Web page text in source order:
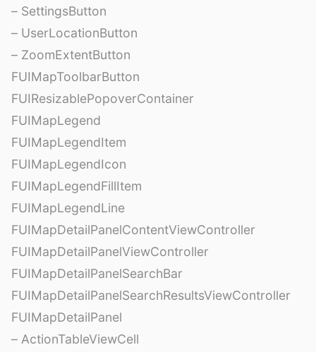
– SettingsButton
– UserLocationButton
– ZoomExtentButton
FUIMapToolbarButton
FUIResizablePopoverContainer
FUIMapLegend
FUIMapLegendItem
FUIMapLegendIcon
FUIMapLegendFillItem
FUIMapLegendLine
FUIMapDetailPanelContentViewController
FUIMapDetailPanelViewController
FUIMapDetailPanelSearchBar
FUIMapDetailPanelSearchResultsViewController
FUIMapDetailPanel
– ActionTableViewCell